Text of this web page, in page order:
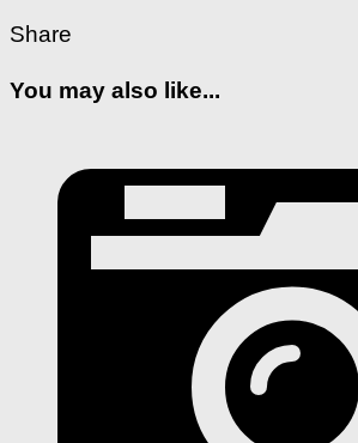
Share
You may also like...